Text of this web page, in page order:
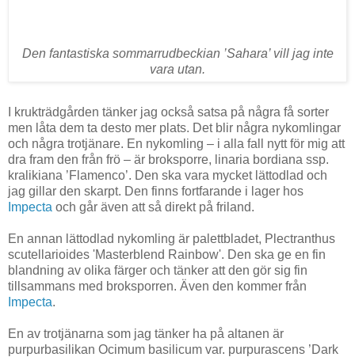
Den fantastiska sommarrudbeckian ’Sahara’ vill jag inte
vara utan.
I krukträdgården tänker jag också satsa på några få sorter
men låta dem ta desto mer plats. Det blir några nykomlingar
och några trotjänare. En nykomling – i alla fall nytt för mig att
dra fram den från frö – är broksporre, linaria bordiana ssp.
kralikiana ’Flamenco’. Den ska vara mycket lättodlad och
jag gillar den skarpt. Den finns fortfarande i lager hos
Impecta och går även att så direkt på friland.
En annan lättodlad nykomling är palettbladet, Plectranthus
scutellarioides 'Masterblend Rainbow'. Den ska ge en fin
blandning av olika färger och tänker att den gör sig fin
tillsammans med broksporren. Även den kommer från
Impecta.
En av trotjänarna som jag tänker ha på altanen är
purpurbasilikan Ocimum basilicum var. purpurascens ’Dark